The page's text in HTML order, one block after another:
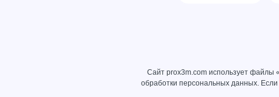
Сайт prox3m.com использует файлы
обработки персональных данных. Если